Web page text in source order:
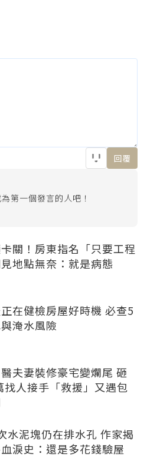
回覆
第一個發言的人吧！
關！房東指名「只要工程
地點無奈：就是病態
在健檢房屋好時機 必查5
淹水風險
夫妻裝修豪宅變爛尾 砸
找人接手「救援」又遇包
水泥塊仍在排水孔 作家揭
淚史：還是多花錢驗屋